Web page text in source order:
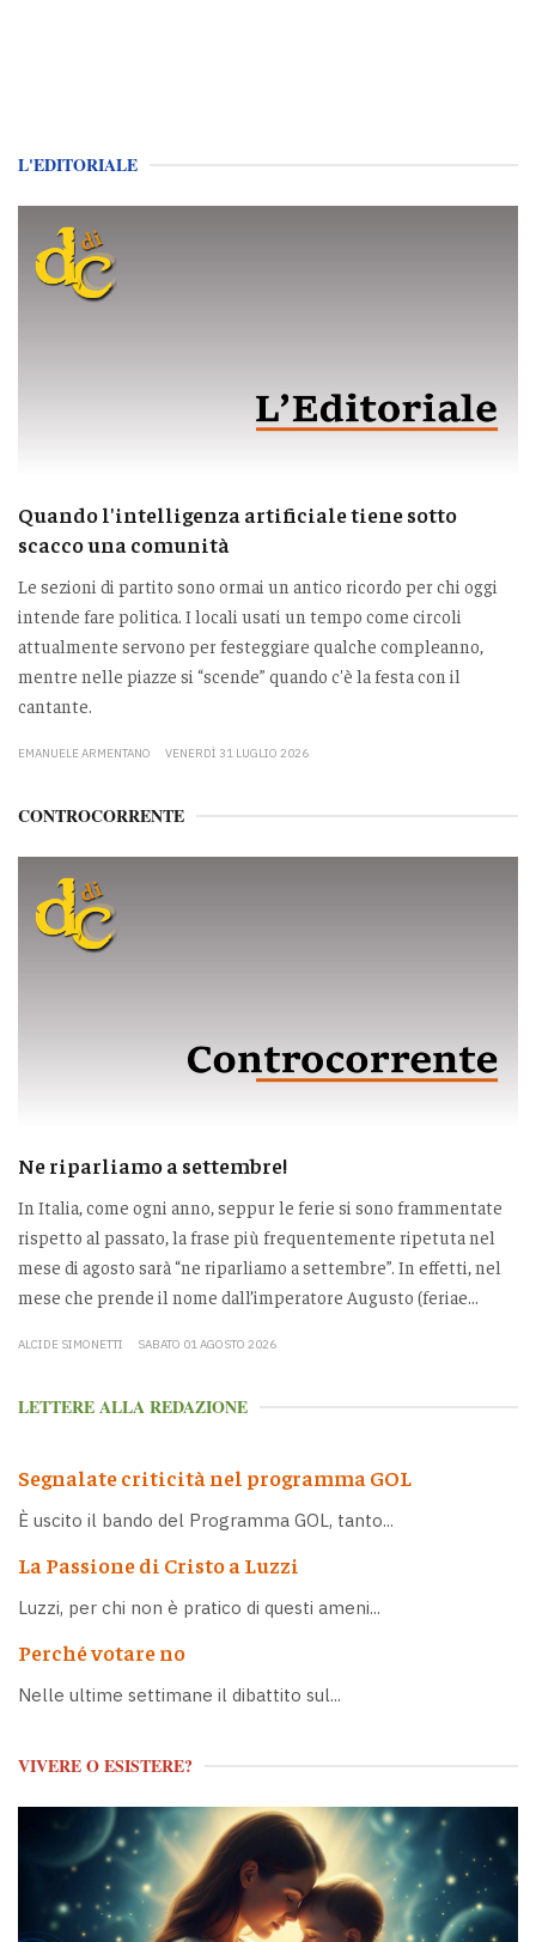
L'EDITORIALE
Quando l'intelligenza artificiale tiene sotto
scacco una comunità
Le sezioni di partito sono ormai un antico ricordo per chi oggi
intende fare politica. I locali usati un tempo come circoli
attualmente servono per festeggiare qualche compleanno,
mentre nelle piazze si “scende” quando c'è la festa con il
cantante.
EMANUELE ARMENTANO VENERDÌ 31 LUGLIO 2026
CONTROCORRENTE
Ne riparliamo a settembre!
In Italia, come ogni anno, seppur le ferie si sono frammentate
rispetto al passato, la frase più frequentemente ripetuta nel
mese di agosto sarà “ne riparliamo a settembre”. In effetti, nel
mese che prende il nome dall’imperatore Augusto (feriae...
ALCIDE SIMONETTI SABATO 01 AGOSTO 2026
LETTERE ALLA REDAZIONE
Segnalate criticità nel programma GOL
È uscito il bando del Programma GOL, tanto...
La Passione di Cristo a Luzzi
Luzzi, per chi non è pratico di questi ameni...
Perché votare no
Nelle ultime settimane il dibattito sul...
VIVERE O ESISTERE?